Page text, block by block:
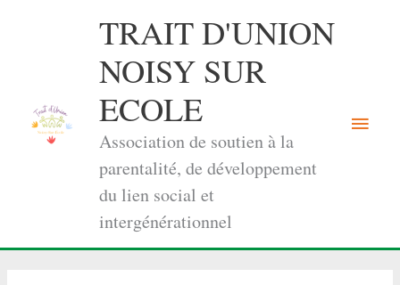
TRAIT D'UNION
NOISY SUR
ECOLE
Association de soutien à la
parentalité, de développement
du lien social et
intergénérationnel
Menu